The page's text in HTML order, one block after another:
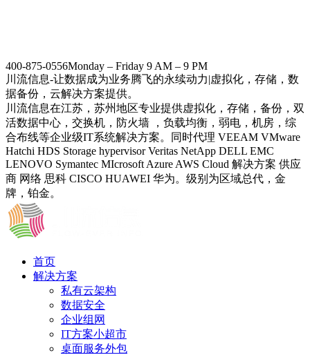
400-875-0556Monday – Friday 9 AM – 9 PM
川流信息-让数据成为业务腾飞的永续动力|虚拟化，存储，数
据备份，云解决方案提供。
川流信息在江苏，苏州地区专业提供虚拟化，存储，备份，双
活数据中心，交换机，防火墙 ，负载均衡，弱电，机房，综
合布线等企业级IT系统解决方案。同时代理 VEEAM VMware
Hatchi HDS Storage hypervisor Veritas NetApp DELL EMC
LENOVO Symantec MIcrosoft Azure AWS Cloud 解决方案 供应
商 网络 思科 CISCO HUAWEI 华为。级别为区域总代，金
牌，铂金。
首页
解决方案
私有云架构
数据安全
企业组网
IT方案小超市
桌面服务外包